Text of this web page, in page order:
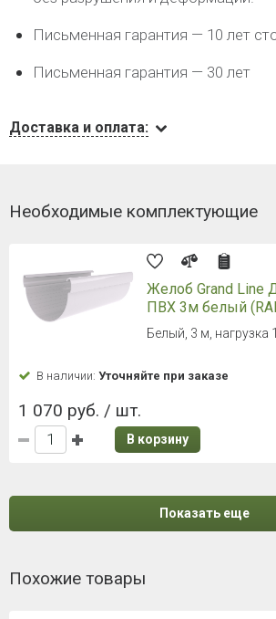
Письменная гарантия — 10 лет
Письменная гарантия — 30 лет
Доставка и оплата:
Необходимые комплектующие
Желоб Grand Line
ПВХ 3м белый
Белый, 3 м, нагрузка
В наличии: Уточняйте при заказе
1 070 руб. / шт.
В корзину
Показать еще
Похожие товары